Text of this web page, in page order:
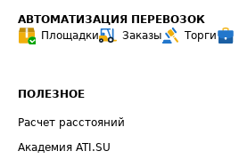
АВТОМАТИЗАЦИЯ ПЕРЕВОЗОК
Площадки
Заказы Торги
ПОЛЕЗНОЕ
Расчет расстояний
Академия ATI.SU